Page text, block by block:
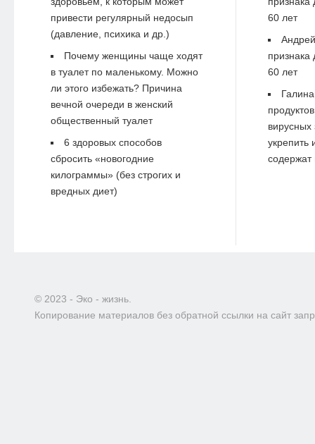
привести регулярный недосып
(давление, психика и др.)
Почему женщины чаще ходят
в туалет по маленькому. Можно
ли этого избежать? Причина
вечной очереди в женский
общественный туалет
6 здоровых способов
сбросить «новогодние
килограммы» (без строгих и
вредных диет)
60 лет
Андрей
60 лет
Галина
вирусных
укрепить
содержат
© 2023 - Эко - жизнь.
Копирование материалов без обратной ссылки на сайт